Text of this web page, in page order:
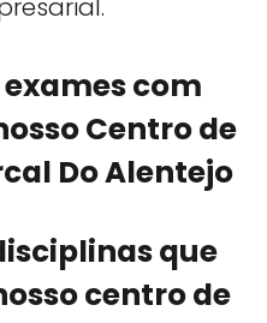
exames com
Centro de
Do Alentejo
que
centro de